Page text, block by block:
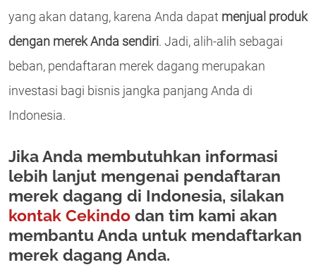
yang akan datang, karena Anda dapat menjual produk
dengan merek Anda sendiri. Jadi, alih-alih sebagai
beban, pendaftaran merek dagang merupakan
investasi bagi bisnis jangka panjang Anda di
Indonesia.
Jika Anda membutuhkan informasi
lebih lanjut mengenai pendaftaran
merek dagang di Indonesia, silakan
kontak Cekindo dan tim kami akan
membantu Anda untuk mendaftarkan
merek dagang Anda.